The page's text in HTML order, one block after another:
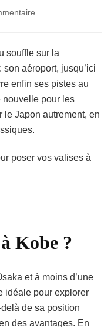
Kobe
désormais
des
vols
internationaux
souffle sur la
: son aéroport, jusqu’ici
enfin ses pistes au
nouvelle pour les
le Japon autrement, en
poser vos valises à
Kobe ?
et à moins d’une
idéale pour explorer
de sa position
des avantages. En